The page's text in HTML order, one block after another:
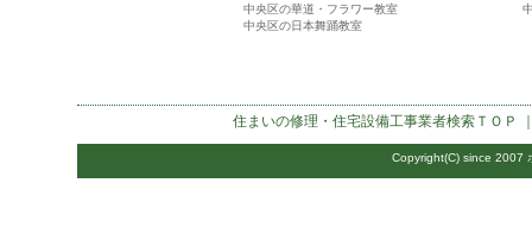
中央区の華道・フラワー教室
中央区の日本舞踊教室
住まいの修理・住宅設備工事業者検索 ＴＯＰ
Copyright(C) since 2007